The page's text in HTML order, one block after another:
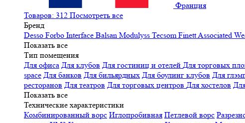
Франция
Товаров: 312 Посмотреть все
Бренд
Desso Forbo Interface Balsan Modulyss Tecsom FinettAssociated
Показать все
Тип помещения
Для офиса Для клубов Для гостиниц и отелей Для торговых
space Для банков Для бильярдных Для боулинг клубов Для
ресторанов Для театров Для торговых центров Для хостелов
Показать все
Технические характеристики
Комбинированный ворс Иглопробивная Петлевой ворс